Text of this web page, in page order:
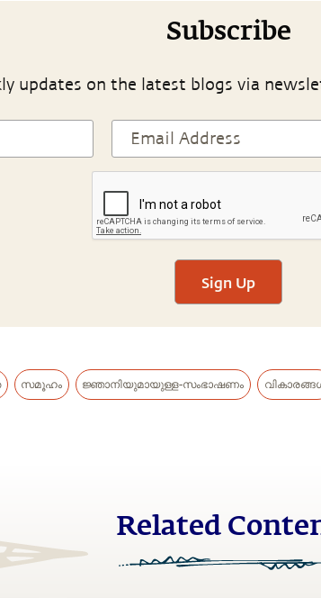
Subscribe
updates on the latest blogs via
Sign Up
സമൂഹം ജ്ഞാനിയുമായുള്ള-സംഭാഷണം
Related